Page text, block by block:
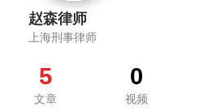
赵森律师
上海刑事律师
5
文章
0
视频